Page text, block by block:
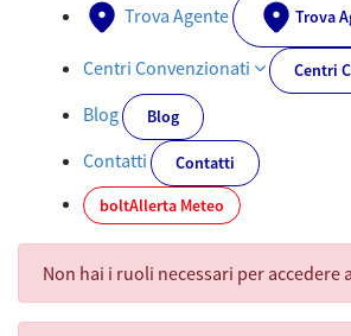
Trova Agente Trova
Centri Convenzionati Centri
Blog Blog
Contatti
Contatti
boltAllerta Meteo
Non hai i ruoli necessari per accedere